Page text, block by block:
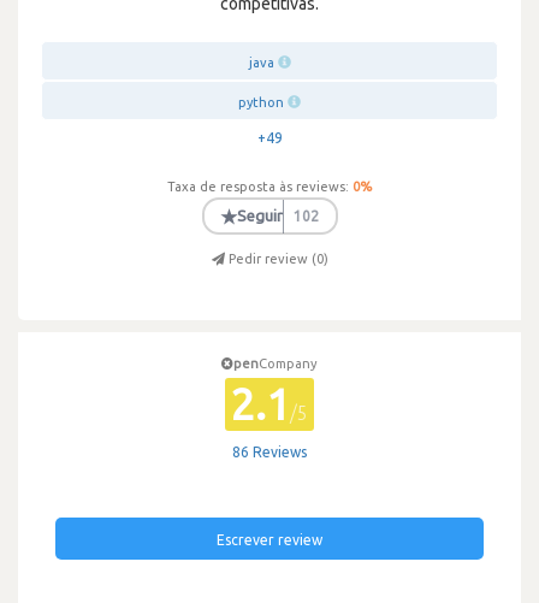
java
python
+49
Taxa de resposta às reviews: 0%
★Seguir 102
Pedir review (0)
penCompany
2.1 /5
86 Reviews
Escrever review